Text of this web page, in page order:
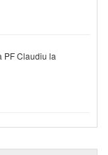
PF Claudiu la